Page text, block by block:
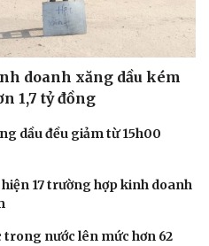
doanh xăng dầu kém
1,7 tỷ đồng
dầu đều giảm từ 15h00
17 trường hợp kinh doanh
trong nước lên mức hơn 62